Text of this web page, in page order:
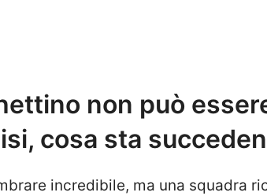
non può
cosa sta
incredibile, ma una squadra